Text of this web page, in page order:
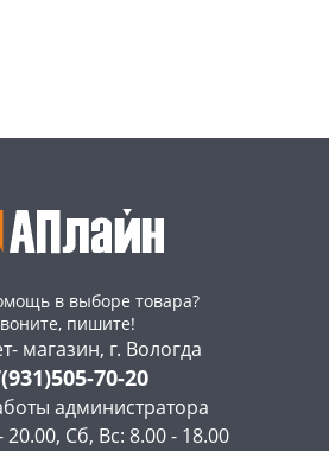
в выборе товара?
пишите!
магазин, г. Вологда
70-20
администратора
Сб, Вс: 8.00 - 18.00